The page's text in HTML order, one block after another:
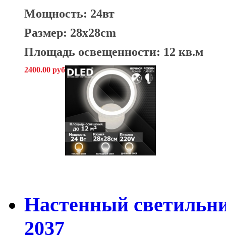
Мощность: 24вт
Размер: 28x28cm
Площадь освещенности: 12 кв.м
2400.00 руб
Настенный
2037